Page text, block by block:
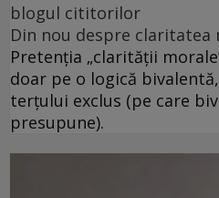
blogul cititorilor
Din nou despre claritatea
Pretenția „clarității
doar pe o logică
terțului exclus (pe care
presupune).